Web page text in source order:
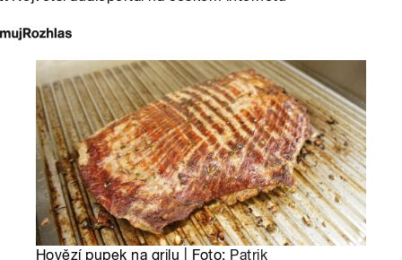
Hovězí pupek na grilu | Foto: Patrik